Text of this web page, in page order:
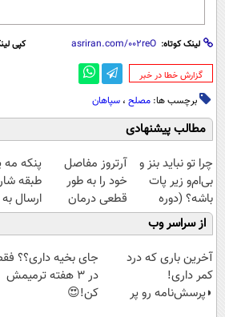
لینک کوتاه: کپی
‌گزارش خطا در خبر
برچسب ها: مصلح ، سپاهان
مطالب پیشنهادی
چرا تو نباید بنز و
بی‌ام‌و زیر پات
باشه؟ (دوره
رایگان درآمد
میلیاردی)
آرتروز مفاصل
خود را به طور
قطعی درمان
کنید!
◗پرسش‌نامه◖
پنکه
طبقه
ارسال
کشور)
از سراسر وب
آخرین باری که درد
کمر داری!
◗پرسش‌نامه رو پر
جای بخیه داری؟؟
در 3 هفته ترمیمش
کن!😍